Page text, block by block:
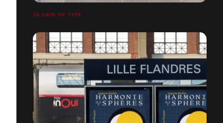
36 DAYS OF TYPE